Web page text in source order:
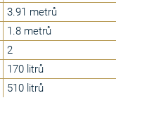
3.91 metrů
1.8 metrů
2
170 litrů
510 litrů